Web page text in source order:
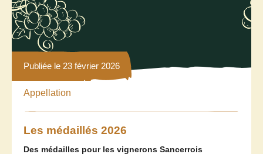
Publiée le 23 février 2026
Appellation
Les médaillés 2026
Des médailles pour les vignerons Sancerrois